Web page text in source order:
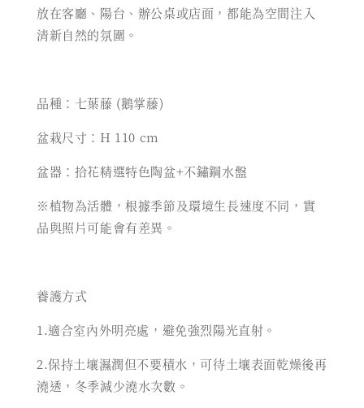
放在客廳、陽台、辦公桌或店面，都能為空間注入
清新自然的氛圍。
品種：七葉藤 (鵝掌藤)
盆栽尺寸：H 110 cm
盆器：拾花精選特色陶盆+不鏽鋼水盤
※植物為活體，根據季節及環境生長速度不同，實
品與照片可能會有差異。
養護方式
1.適合室內外明亮處，避免強烈陽光直射。
2.保持土壤濕潤但不要積水，可待土壤表面乾燥後再
澆透，冬季減少澆水次數。